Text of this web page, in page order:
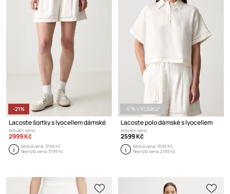
-21%
Lacoste šortky s lyocellem dámské
Aktuální cena:
2999 Kč
Běžná cena:3799 Kč
Nejnižší cena:3799 Kč
-5 % V KOŠÍKU*
Lacoste polo dámské s lyocellem
Aktuální cena:
2599 Kč
Běžná cena:3599 Kč
Nejnižší cena:2199 Kč